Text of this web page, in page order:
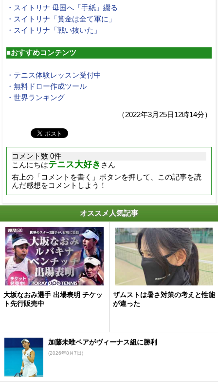
・スイトリナ 母国へ「手紙」綴る
・スイトリナ「賞金は全て軍に」
・スイトリナ「戦い抜いた」
■おすすめコンテンツ
・テニス体験レッスン受付中
・無料ドロー作成ツール
・世界ランキング
（2022年3月25日12時14分）
コメント数 0件
こんにちはテニス大好き さん
右上の「コメントを書く」ボタンを押して、この記事を読
んだ感想をコメントしよう！
オススメ人気記事
大坂なおみ選手 出場表明 チケッ
ト先行販売中
ザムストは暑さ対策の考えと性能
が違った
加藤未唯ペアがヴィーナス組に勝利
(2026年8月7日)